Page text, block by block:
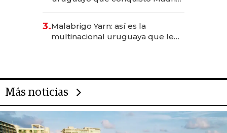
anticipación y prepara apertura
3.Malabrigo Yarn: así es la
multinacional uruguaya que le
Más noticias